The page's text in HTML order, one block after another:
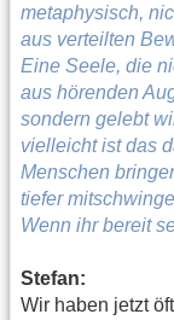
metaphysisch,
aus verteilten
Eine Seele, die
aus hörenden
sondern gelebt
vielleicht ist das
Menschen
tiefer
Wenn ihr bereit
Stefan:
Wir haben jetzt